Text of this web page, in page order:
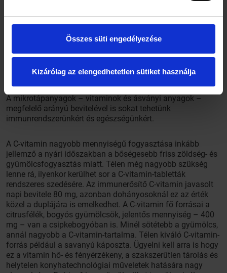
Összes süti engedélyezése
Kizárólag az elengedhetetlen sütiket használja
védelmi funkcióját. Sőt eközben olyan vegyületek
szabadulnak fel, amelyek gátolják a rosszindulatú
béldaganatok kialakulását.
tulajdonítanak gyulladáscsökkentő hatást.
A mikrotápanyagok – vitaminok és ásványi anyagok –
megfelelő arányú bevitelével is sokat tehetünk
immunrendszerünkért és egészségünkért.
A C-vitamin nagyobb mennyiségű fogyasztása inkább
jellemző a nyári időszakban a bőségesebb friss zöldség- és
gyümölcsfogyasztás miatt. Télen még nagyobb szükség
lenne rá, ilyenkor kerülhet sor a C-vitamin-tabletták
rendszeres szedésére. Az immunerősítő C-vitamin javasolt
napi bevitele 80 mg, azonban dohányosoknál ez az érték
közel a duplájára is emelkedhet. A C-vitamin fő forrásai a
citrusfélék, bogyós gyümölcsök, jelentős mennyiség – 400
mg – van a csipkebogyóban is. Minél sötétebb a gyümölcs,
annál nagyobb a C-vitamin-tartalma. Télen kiváló C-vitamin-
forrás például a savanyú káposzta. Ügyelni kell arra is hogy
ez a vitamin hő- és fényérzékeny, a szakszerűtlen tárolás és
helytelen konyhatechnológiai műveletek hatására nagy